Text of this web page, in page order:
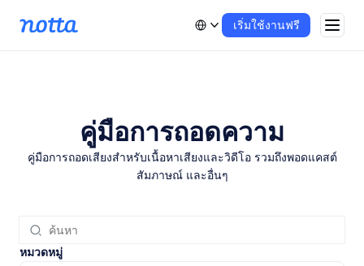
เริ่มใช้งานฟรี
คู่มือการถอดความ
คู่มือการถอดเสียงสำหรับเนื้อหาเสียงและวิดีโอ รวมถึงพอดแคสต์
สัมภาษณ์ และอื่นๆ
หมวดหมู่